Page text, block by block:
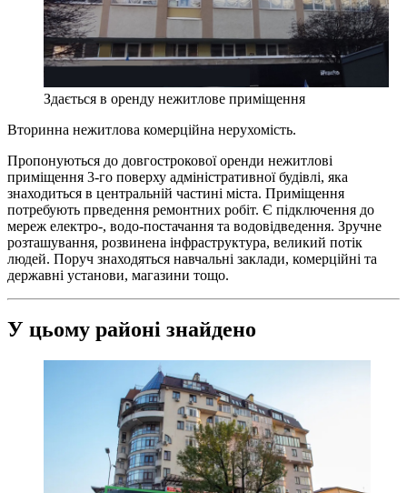
Здається в оренду нежитлове приміщення
Вторинна нежитлова комерційна нерухомість.
Пропонуються до довгострокової оренди нежитлові
приміщення 3-го поверху адміністративної будівлі, яка
знаходиться в центральній частині міста. Приміщення
потребують прведення ремонтних робіт. Є підключення до
мереж електро-, водо-постачання та водовідведення. Зручне
розташування, розвинена інфраструктура, великий потік
людей. Поруч знаходяться навчальні заклади, комерційні та
державні установи, магазини тощо.
У цьому районі знайдено